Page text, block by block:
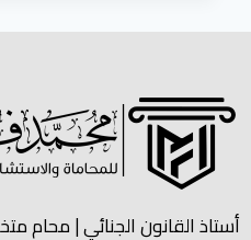
أستاذ القانون الجنائي | محام